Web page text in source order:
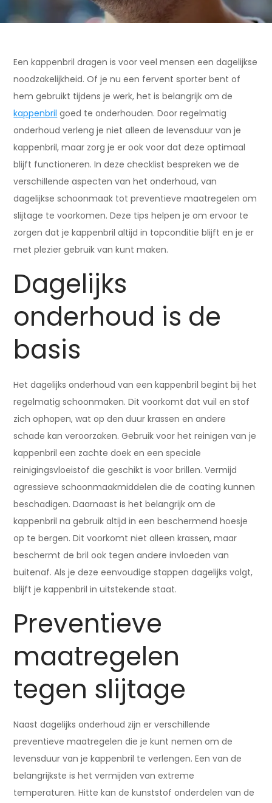
Een kappenbril dragen is voor veel mensen een dagelijkse
noodzakelijkheid. Of je nu een fervent sporter bent of
hem gebruikt tijdens je werk, het is belangrijk om de
kappenbril goed te onderhouden. Door regelmatig
onderhoud verleng je niet alleen de levensduur van je
kappenbril, maar zorg je er ook voor dat deze optimaal
blijft functioneren. In deze checklist bespreken we de
verschillende aspecten van het onderhoud, van
dagelijkse schoonmaak tot preventieve maatregelen om
slijtage te voorkomen. Deze tips helpen je om ervoor te
zorgen dat je kappenbril altijd in topconditie blijft en je er
met plezier gebruik van kunt maken.
Dagelijks
onderhoud is de
basis
Het dagelijks onderhoud van een kappenbril begint bij het
regelmatig schoonmaken. Dit voorkomt dat vuil en stof
zich ophopen, wat op den duur krassen en andere
schade kan veroorzaken. Gebruik voor het reinigen van je
kappenbril een zachte doek en een speciale
reinigingsvloeistof die geschikt is voor brillen. Vermijd
agressieve schoonmaakmiddelen die de coating kunnen
beschadigen. Daarnaast is het belangrijk om de
kappenbril na gebruik altijd in een beschermend hoesje
op te bergen. Dit voorkomt niet alleen krassen, maar
beschermt de bril ook tegen andere invloeden van
buitenaf. Als je deze eenvoudige stappen dagelijks volgt,
blijft je kappenbril in uitstekende staat.
Preventieve
maatregelen
tegen slijtage
Naast dagelijks onderhoud zijn er verschillende
preventieve maatregelen die je kunt nemen om de
levensduur van je kappenbril te verlengen. Een van de
belangrijkste is het vermijden van extreme
temperaturen. Hitte kan de kunststof onderdelen van de